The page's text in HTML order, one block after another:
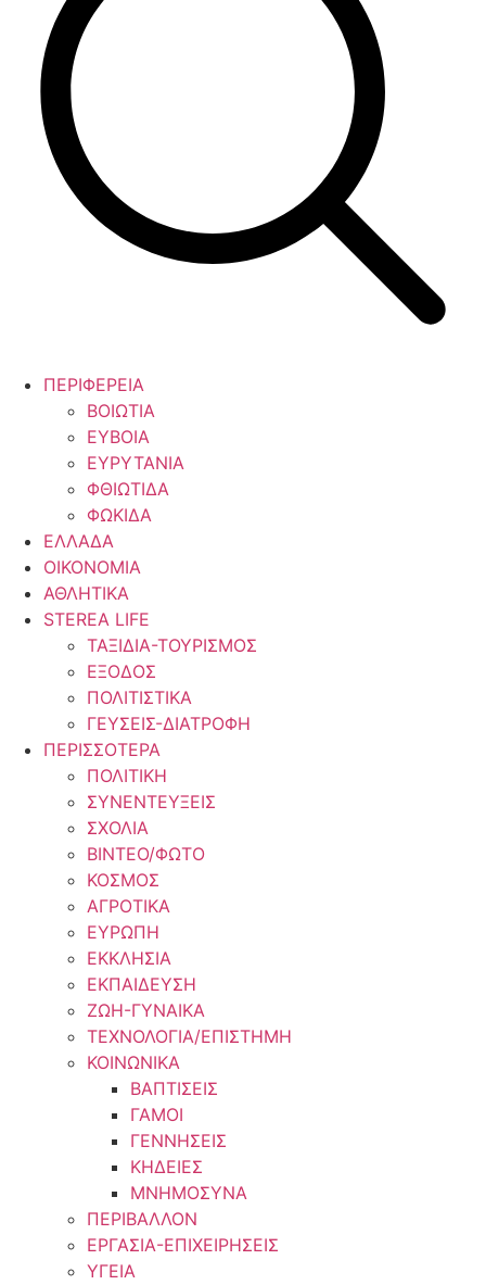
ΠΕΡΙΦΕΡΕΙΑ
ΒΟΙΩΤΙΑ
ΕΥΒΟΙΑ
ΕΥΡΥΤΑΝΙΑ
ΦΘΙΩΤΙΔΑ
ΦΩΚΙΔΑ
ΕΛΛΑΔΑ
ΟΙΚΟΝΟΜΙΑ
ΑΘΛΗΤΙΚΑ
STEREA LIFE
ΤΑΞΙΔΙΑ-ΤΟΥΡΙΣΜΟΣ
ΕΞΟΔΟΣ
ΠΟΛΙΤΙΣΤΙΚΑ
ΓΕΥΣΕΙΣ-ΔΙΑΤΡΟΦΗ
ΠΕΡΙΣΣΟΤΕΡΑ
ΠΟΛΙΤΙΚΗ
ΣΥΝΕΝΤΕΥΞΕΙΣ
ΣΧΟΛΙΑ
ΒΙΝΤΕΟ/ΦΩΤΟ
ΚΟΣΜΟΣ
ΑΓΡΟΤΙΚΑ
ΕΥΡΩΠΗ
ΕΚΚΛΗΣΙΑ
ΕΚΠΑΙΔΕΥΣΗ
ΖΩΗ-ΓΥΝΑΙΚΑ
ΤΕΧΝΟΛΟΓΙΑ/ΕΠΙΣΤΗΜΗ
ΚΟΙΝΩΝΙΚΑ
ΒΑΠΤΙΣΕΙΣ
ΓΑΜΟΙ
ΓΕΝΝΗΣΕΙΣ
ΚΗΔΕΙΕΣ
ΜΝΗΜΟΣΥΝΑ
ΠΕΡΙΒΑΛΛΟΝ
ΕΡΓΑΣΙΑ-ΕΠΙΧΕΙΡΗΣΕΙΣ
ΥΓΕΙΑ